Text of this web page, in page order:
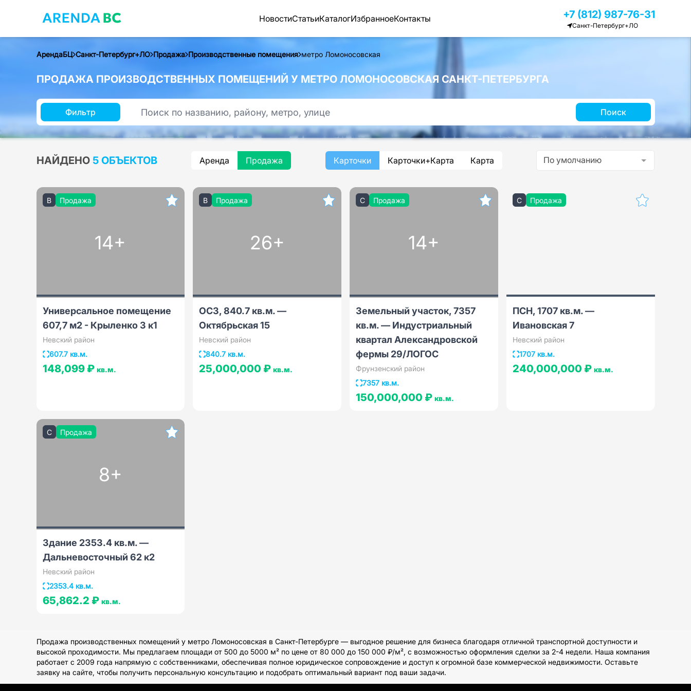
НовостиСтатьиКаталогИзбранноеКонтакты +7 (812) 987-76-31
Санкт-Петербург+ЛО
АрендаБЦ Санкт-Петербург+ЛО Продажа Производственные помещения метро Ломоносовская
ПРОДАЖА ПРОИЗВОДСТВЕННЫХ ПОМЕЩЕНИЙ У МЕТРО ЛОМОНОСОВСКАЯ САНКТ-ПЕТЕРБУРГА
Фильтр Поиск
НАЙДЕНО 5 ОБЪЕКТОВ Аренда Продажа Карточки Карточки+Карта Карта По умолчанию
B Продажа
14+
Универсальное помещение
607,7 м2 - Крыленко 3 к1
Невский район
607.7 кв.м.
148,099 ₽ кв.м.
B Продажа
26+
ОСЗ, 840.7 кв.м. —
Октябрьская 15
Невский район
840.7 кв.м.
25,000,000 ₽кв.м.
C Продажа
14+
Земельный участок, 7357
кв.м. — Индустриальный
квартал Александровской
фермы 29/ЛОГОС
Фрунзенский район
7357 кв.м.
150,000,000 ₽ кв.м.
C Продажа
ПСН, 1707 кв.м. —
Ивановская 7
Невский район
1707 кв.м.
240,000,000 ₽ кв.м.
C Продажа
8+
Здание 2353.4 кв.м. —
Дальневосточный 62 к2
Невский район
2353.4 кв.м.
65,862.2 ₽ кв.м.
Продажа производственных помещений у метро Ломоносовская в Санкт-Петербурге — выгодное решение для бизнеса благодаря отличной транспортной доступности и
высокой проходимости. Мы предлагаем площади от 500 до 5000 м² по цене от 80 000 до 150 000 ₽/м², с возможностью оформления сделки за 2-4 недели. Наша компания
работает с 2009 года напрямую с собственниками, обеспечивая полное юридическое сопровождение и доступ к огромной базе коммерческой недвижимости. Оставьте
заявку на сайте, чтобы получить персональную консультацию и подобрать оптимальный вариант под ваши задачи.